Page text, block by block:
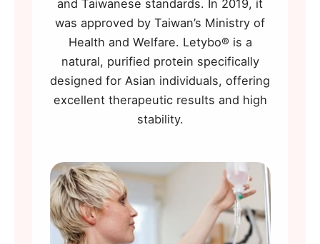
and Taiwanese standards. In 2019, it
was approved by Taiwan’s Ministry of
Health and Welfare. Letybo® is a
natural, purified protein specifically
designed for Asian individuals, offering
excellent therapeutic results and high
stability.